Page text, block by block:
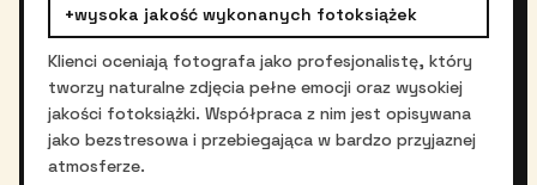
+wysoka jakość wykonanych fotoksiążek
Klienci oceniają fotografa jako profesjonalistę, który
tworzy naturalne zdjęcia pełne emocji oraz wysokiej
jakości fotoksiążki. Współpraca z nim jest opisywana
jako bezstresowa i przebiegająca w bardzo przyjaznej
atmosferze.